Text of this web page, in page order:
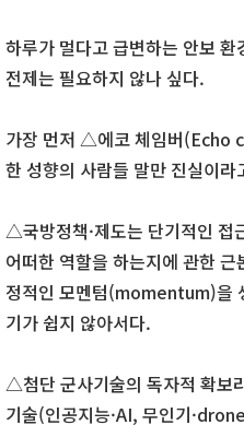
하루가 멀다고 급변하는 안보 환
전제는 필요하지 않나 싶다.
가장 먼저 △에코 체임버(Echo
한 성향의 사람들 말만 진실이
△국방정책·제도는 단기적인 접
어떠한 역할을 하는지에 관한
정적인 모멘텀(momentum)을
기가 쉽지 않아서다.
△첨단 군사기술의 독자적 확보
기술(인공지능·AI, 무인기